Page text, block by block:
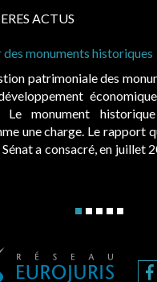
ACTUS
des monuments historiques
patrimoniale des
Le monument
une charge. Le rapport
a consacré, en juillet